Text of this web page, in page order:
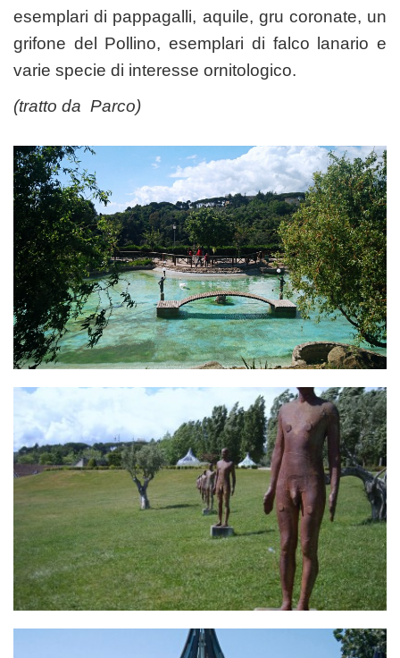
esemplari di pappagalli, aquile, gru coronate, un
grifone del Pollino, esemplari di falco lanario e
varie specie di interesse ornitologico.
(tratto da Parco)